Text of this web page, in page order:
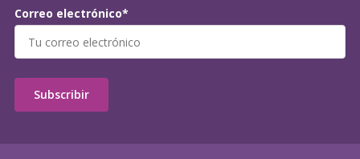
Correo electrónico*
Subscribir